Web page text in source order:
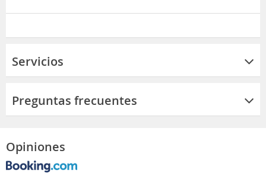
Servicios
Preguntas frecuentes
Opiniones